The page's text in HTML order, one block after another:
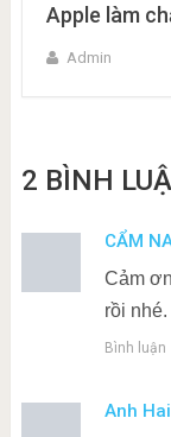
Apple làm
Admin
2 BÌNH
CẨM
Cảm
rồi
Bình luận
Anh